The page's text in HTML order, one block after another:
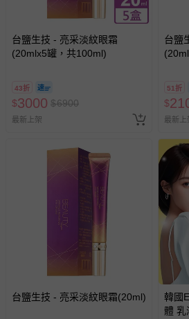
區，可能會無法配送，或須依據商
費用，可能會另需加收。
如您收到商品，請依正常流程檢查
情形，您可申請更換新品或退貨，
若您對於會員帳號、商品訂購與
式、折價券與購物金的使用、退
問，你可詳見：
媽咪愛客服中心
。
預購商品：預購為海外同步代購
助取消退款事宜。
商品如因「價格、組合」等錯誤
會主動以簡訊及mail通知訂單取消
台鹽生技 - 亮采淡紋眼霜
(20mlx5罐，共100ml)
43折
$3000 $6900
最新上架
台鹽
51折
$
最新上
台鹽生技 - 亮采淡紋眼霜(20ml)
韓國
體 乳